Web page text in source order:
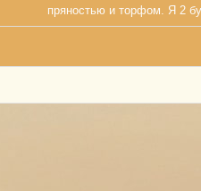
пряностью и торфом. Я 2